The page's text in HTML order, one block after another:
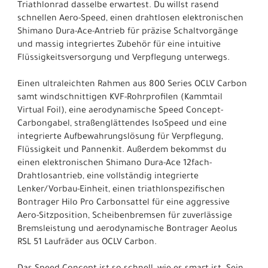
Triathlonrad dasselbe erwartest. Du willst rasend
schnellen Aero-Speed, einen drahtlosen elektronischen
Shimano Dura-Ace-Antrieb für präzise Schaltvorgänge
und massig integriertes Zubehör für eine intuitive
Flüssigkeitsversorgung und Verpflegung unterwegs.
Einen ultraleichten Rahmen aus 800 Series OCLV Carbon
samt windschnittigen KVF-Rohrprofilen (Kammtail
Virtual Foil), eine aerodynamische Speed Concept-
Carbongabel, straßenglättendes IsoSpeed und eine
integrierte Aufbewahrungslösung für Verpflegung,
Flüssigkeit und Pannenkit. Außerdem bekommst du
einen elektronischen Shimano Dura-Ace 12fach-
Drahtlosantrieb, eine vollständig integrierte
Lenker/Vorbau-Einheit, einen triathlonspezifischen
Bontrager Hilo Pro Carbonsattel für eine aggressive
Aero-Sitzposition, Scheibenbremsen für zuverlässige
Bremsleistung und aerodynamische Bontrager Aeolus
RSL 51 Laufräder aus OCLV Carbon.